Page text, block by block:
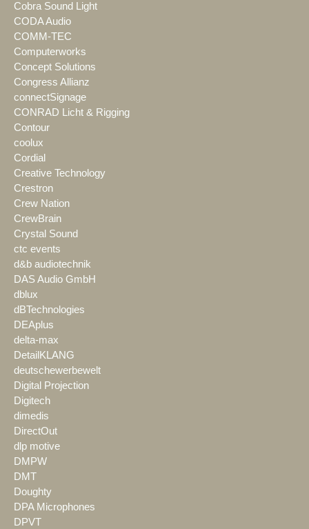
Cobra Sound Light
CODA Audio
COMM-TEC
Computerworks
Concept Solutions
Congress Allianz
connectSignage
CONRAD Licht & Rigging
Contour
coolux
Cordial
Creative Technology
Crestron
Crew Nation
CrewBrain
Crystal Sound
ctc events
d&b audiotechnik
DAS Audio GmbH
dblux
dBTechnologies
DEAplus
delta-max
DetailKLANG
deutschewerbewelt
Digital Projection
Digitech
dimedis
DirectOut
dlp motive
DMPW
DMT
Doughty
DPA Microphones
DPVT